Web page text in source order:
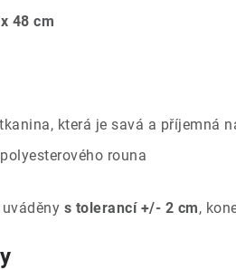
48 cm
která je savá a příjemná
rouna
s tolerancí +/- 2 cm,